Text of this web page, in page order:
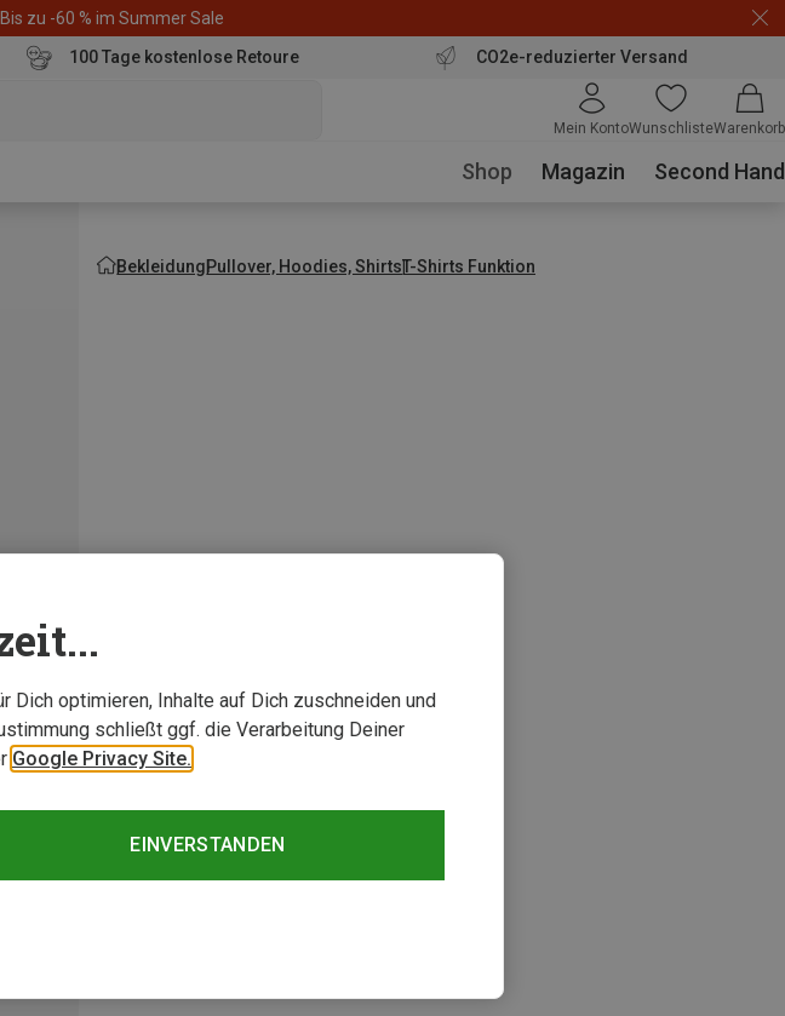
zu -60 % im Summer Sale
100 Tage kostenlose Retoure CO2e-reduzierter Versand
Mein KontoWunschlisteWarenkorb
Shop Magazin Second Hand
BekleidungPullover, Hoodies, ShirtsT-Shirts Funktion
optimieren, Inhalte auf Dich zuschneiden und
schließt ggf. die Verarbeitung Deiner
Google Privacy Site.
EINVERSTANDEN